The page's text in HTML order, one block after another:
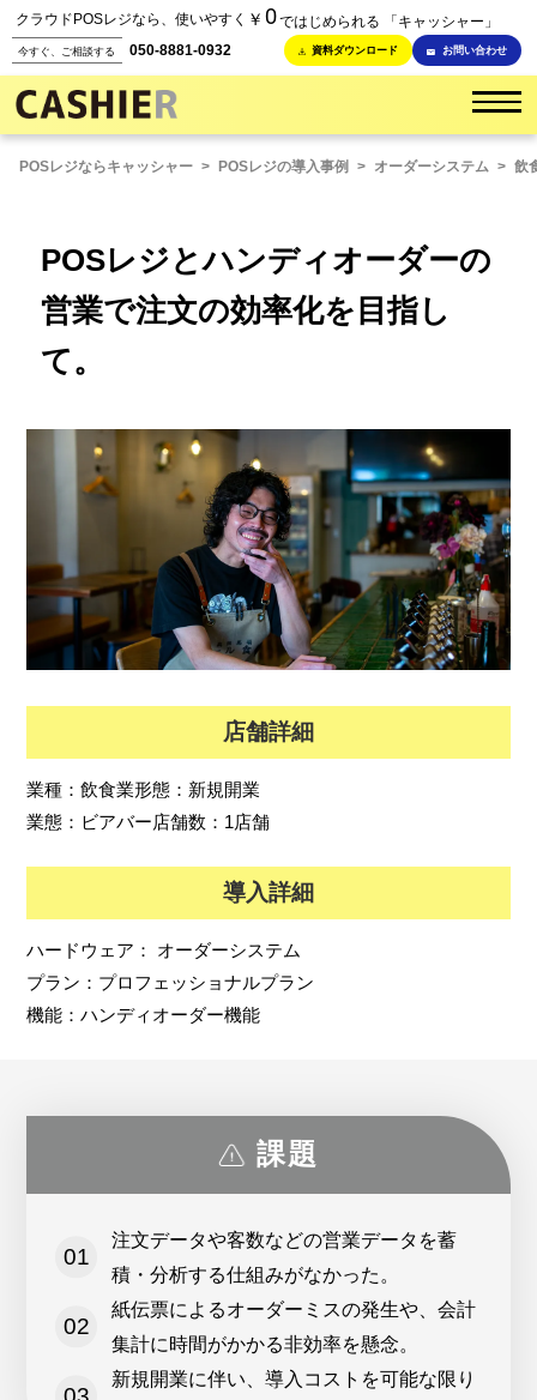
クラウドPOSレジなら、使いやすく ￥ 0ではじめられる 「キャッシャー」
今すぐ、ご相談する 050-8881-0932 資料ダウンロード お問い合わせ
POSレジならキャッシャー > POSレジの導入事例 > オーダーシステム > 飲
POSレジとハンディオーダーの
営業で注文の効率化を目指し
て。
店舗詳細
業種：飲食業形態： 新規開業
業態： ビアバー店舗数： 1店舗
導入詳細
ハードウェア： オーダーシステム
プラン： プロフェッショナルプラン
機能：ハンディオーダー機能
課題
注文データや客数などの営業データを蓄
積・分析する仕組みがなかった。
紙伝票によるオーダーミスの発生や、会計
集計に時間がかかる非効率を懸念。
新規開業に伴い、導入コストを可能な限り